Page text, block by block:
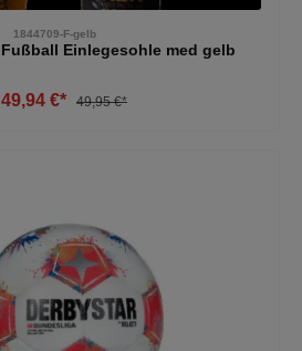
1844709-F-gelb
Einlegesohle med gelb
49,94 €* 49,95 €*